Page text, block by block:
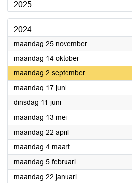
2025
2024
maandag 25 november2024
maandag 14 oktober2024
maandag 2 september2024
maandag 17 juni2024
dinsdag 11 juni2024
maandag 13 mei2024
maandag 22 april2024
maandag 4 maart2024
maandag 5 februari2024
maandag 22 januari2024